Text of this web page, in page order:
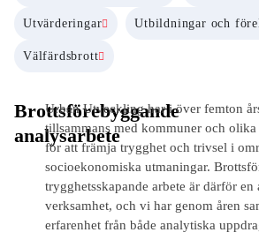
Utvärderingar Utbildningar och
Välfärdsbrott
Brottsförebyggande
analysarbete
Urban Utveckling har i över femton
tillsammans med kommuner och
för att främja trygghet och trivsel i
socioekonomiska utmaningar.
trygghetsskapande arbete är därför
verksamhet, och vi har genom åren
erfarenhet från både analytiska